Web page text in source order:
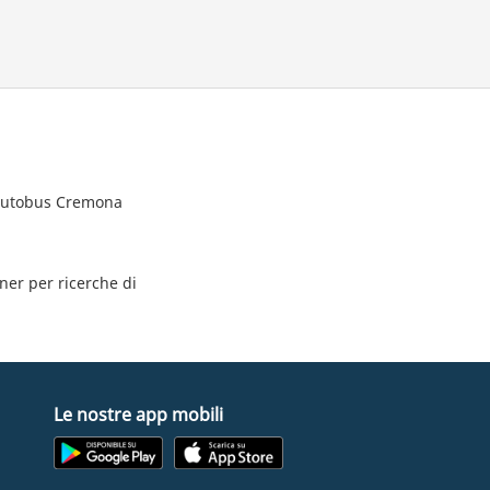
Cremona
per ricerche di
Le nostre app mobili